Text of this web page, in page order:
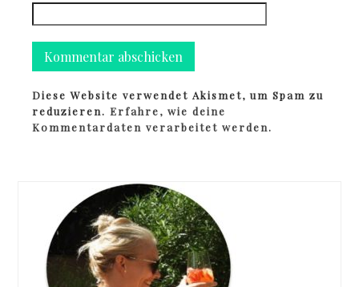
Diese Website verwendet Akismet, um Spam zu
reduzieren.Erfahre, wie deine
Kommentardaten verarbeitet werden.